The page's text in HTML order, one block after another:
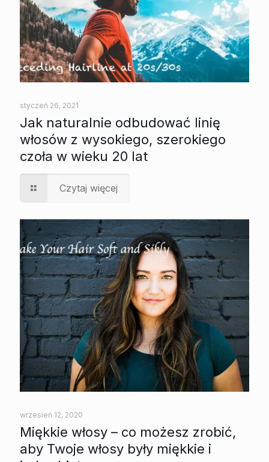
styczeń 26, 2021
Jak naturalnie odbudować linię
włosów z wysokiego, szerokiego
czoła w wieku 20 lat
Czytaj więcej
wrzesień 12, 2020
Miękkie włosy – co możesz zrobić,
aby Twoje włosy były miękkie i